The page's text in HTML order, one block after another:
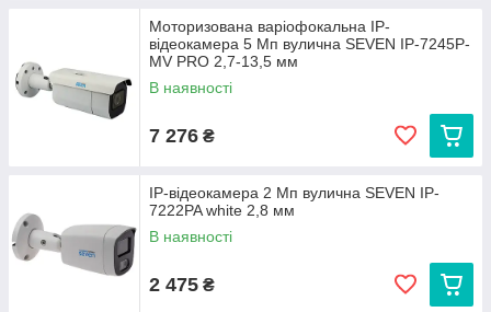
Моторизована варіофокальна IP-
відеокамера 5 Мп вулична SEVEN IP-7245P-
MV PRO 2,7-13,5 мм
В наявності
7 276 ₴
IP-відеокамера 2 Мп вулична SEVEN IP-
7222PA white 2,8 мм
В наявності
2 475 ₴